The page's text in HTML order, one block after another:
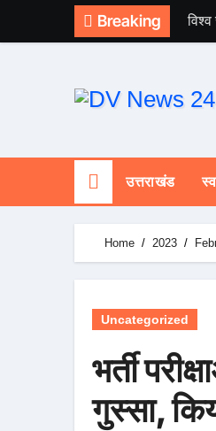
Breaking
उत्तराखंड
Home 2023
Uncategorized
भर्ती
गुस्सा,